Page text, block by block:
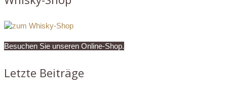
Besuchen Sie unseren Online-Shop.
Letzte Beiträge